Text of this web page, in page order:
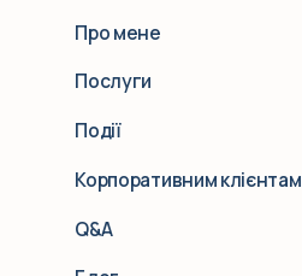
Про мене
Послуги
Події
Корпоративним клієнтам
Q&A